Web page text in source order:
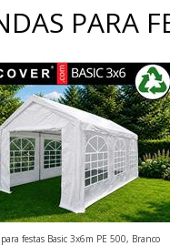
PARA
festas Basic 3x6m PE 500, Branco